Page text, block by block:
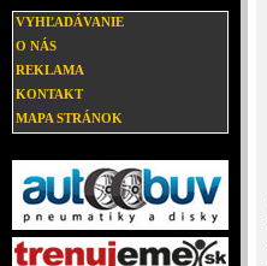
VYHĽADÁVANIE
O NÁS
REKLAMA
KONTAKT
MAPA STRÁNOK